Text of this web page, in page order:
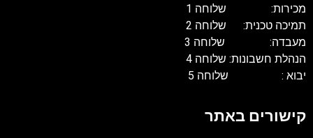
מכירות: שלוחה 1
תמיכה טכנית: שלוחה 2
מעבדה: שלוחה 3
הנהלת חשבונות: שלוחה 4
יבוא : שלוחה 5
קישורים באתר